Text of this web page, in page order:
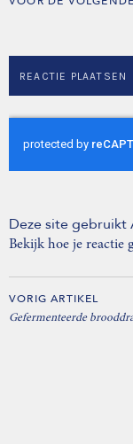
Deze site gebruikt
Bekijk hoe je reactie
VORIG ARTIKEL
Gefermenteerde